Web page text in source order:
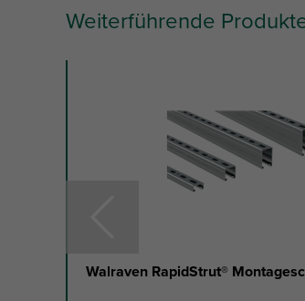
Weiterführende
35
Walraven RapidStrut®